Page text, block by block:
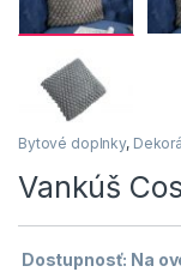
Bytové doplnky,
Vankúš
Dostupnosť: Na